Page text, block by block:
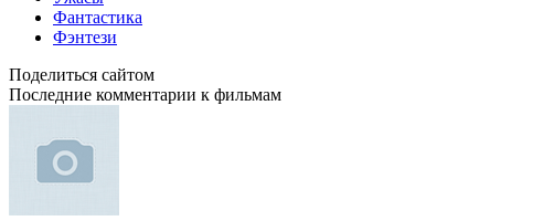
Фантастика
Фэнтези
Поделиться сайтом
Последние комментарии к фильмам